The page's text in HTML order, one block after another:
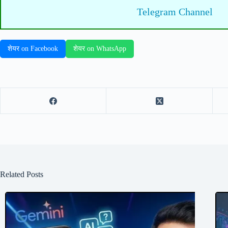
Telegram Channel
शेयर on Facebook शेयर on WhatsApp
Related Posts